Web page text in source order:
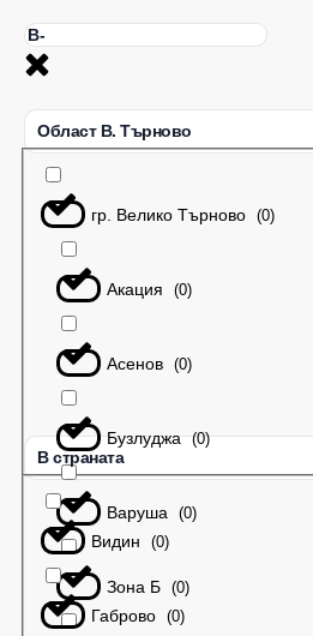
Област В. Търново
гр. Велико Търново (0)
Акация (0)
Асенов (0)
Бузлуджа (0)
Варуша (0)
Зона Б (0)
В страната
Видин (0)
Габрово (0)